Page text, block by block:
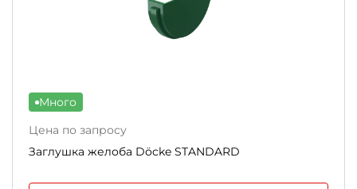
Много
Цена по запросу
Заглушка желоба Döcke STANDARD